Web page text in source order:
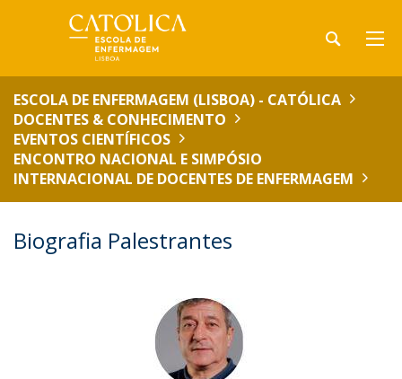
ESCOLA DE ENFERMAGEM (LISBOA) - CATÓLICA
DOCENTES & CONHECIMENTO
EVENTOS CIENTÍFICOS
ENCONTRO NACIONAL E SIMPÓSIO
INTERNACIONAL DE DOCENTES DE ENFERMAGEM
Biografia Palestrantes